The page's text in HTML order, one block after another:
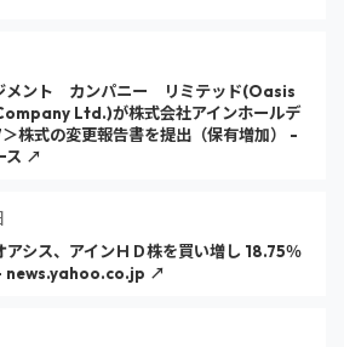
メント カンパニー リミテッド(Oasis
Ltd.)が株式会社アインホールデ
株式の変更報告書を提出（保有増加） -
ス ↗
アシス、アインＨＤ株を買い増し 18.75％
- news.yahoo.co.jp ↗